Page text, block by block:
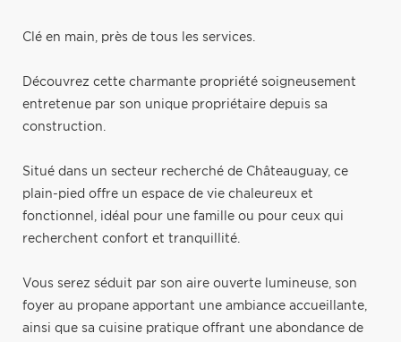
Clé en main, près de tous les services.
Découvrez cette charmante propriété soigneusement
entretenue par son unique propriétaire depuis sa
construction.
Situé dans un secteur recherché de Châteauguay, ce
plain-pied offre un espace de vie chaleureux et
fonctionnel, idéal pour une famille ou pour ceux qui
recherchent confort et tranquillité.
Vous serez séduit par son aire ouverte lumineuse, son
foyer au propane apportant une ambiance accueillante,
ainsi que sa cuisine pratique offrant une abondance de